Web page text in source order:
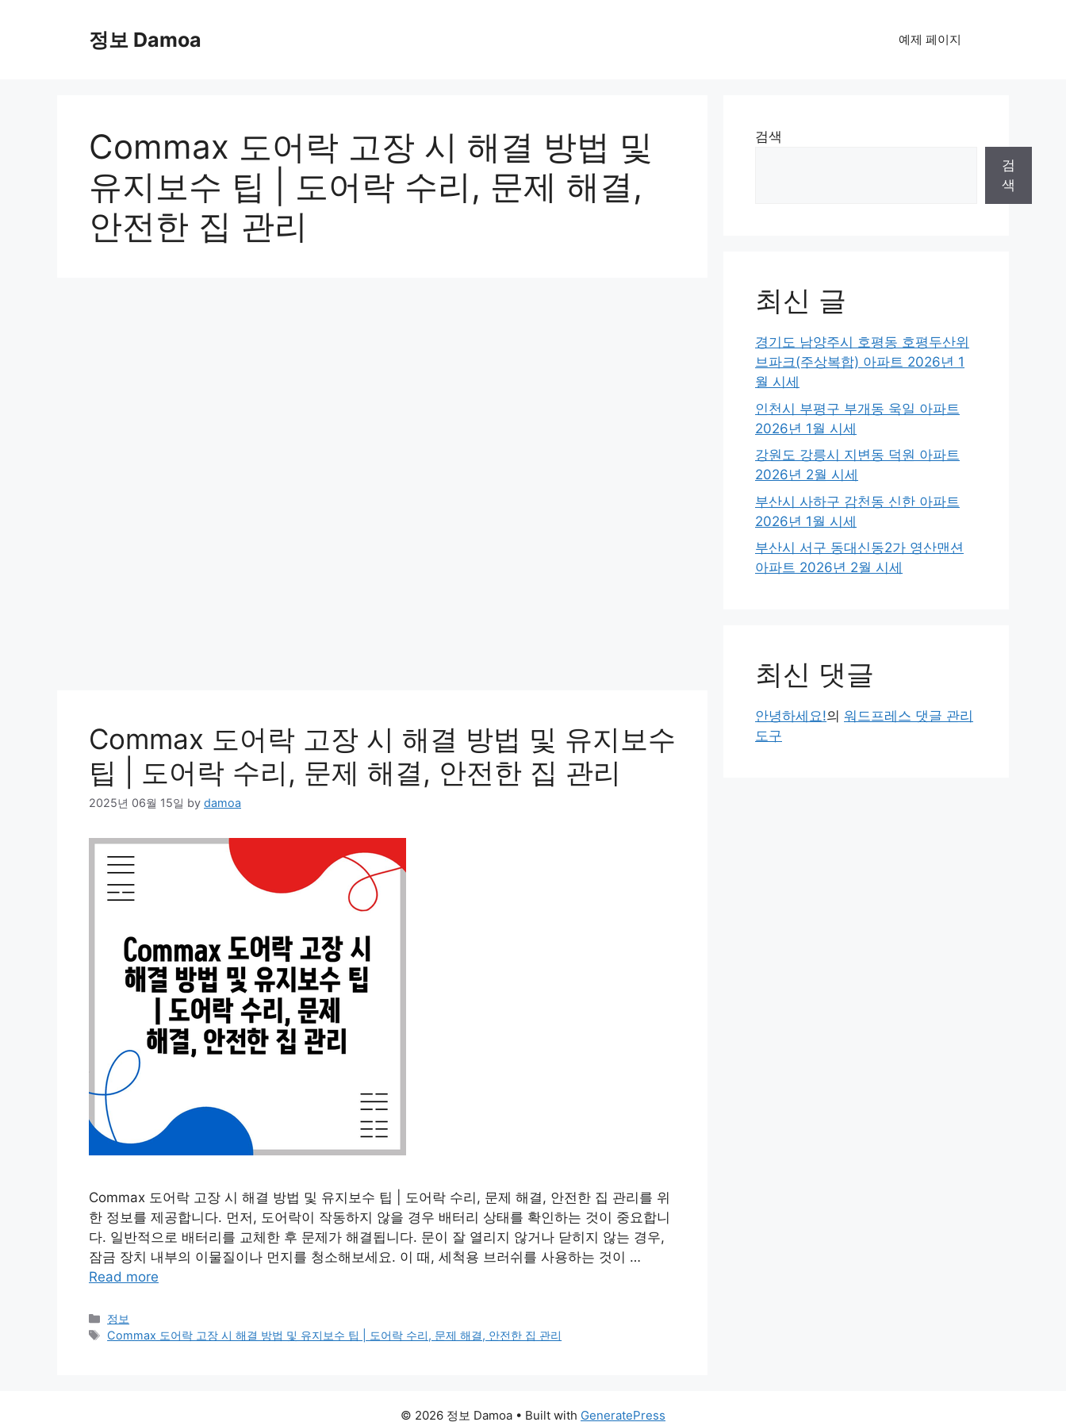
정보 Damoa 예제 페이지
Commax 도어락 고장 시 해결 방법 및
유지보수 팁 | 도어락 수리, 문제 해결,
안전한 집 관리
Commax 도어락 고장 시 해결 방법 및 유지보수
팁 | 도어락 수리, 문제 해결, 안전한 집 관리
2025년 06월 15일 by damoa
Commax 도어락 고장 시 해결 방법 및 유지보수 팁 | 도어락 수리, 문제 해결, 안전한 집 관리를 위
한 정보를 제공합니다. 먼저, 도어락이 작동하지 않을 경우 배터리 상태를 확인하는 것이 중요합니
다. 일반적으로 배터리를 교체한 후 문제가 해결됩니다. 문이 잘 열리지 않거나 닫히지 않는 경우,
잠금 장치 내부의 이물질이나 먼지를 청소해보세요. 이 때, 세척용 브러쉬를 사용하는 것이 …
Read more
Categories
정보
Tags
Commax 도어락 고장 시 해결 방법 및 유지보수 팁 | 도어락 수리, 문제 해결, 안전한 집 관리
검색
검
색
최신 글
경기도 남양주시 호평동 호평두산위
브파크(주상복합) 아파트 2026년 1
월 시세
인천시 부평구 부개동 욱일 아파트
2026년 1월 시세
강원도 강릉시 지변동 덕원 아파트
2026년 2월 시세
부산시 사하구 감천동 신한 아파트
2026년 1월 시세
부산시 서구 동대신동2가 영산맨션
아파트 2026년 2월 시세
최신 댓글
안녕하세요!의 워드프레스 댓글 관리
도구
© 2026 정보 Damoa • Built with GeneratePress